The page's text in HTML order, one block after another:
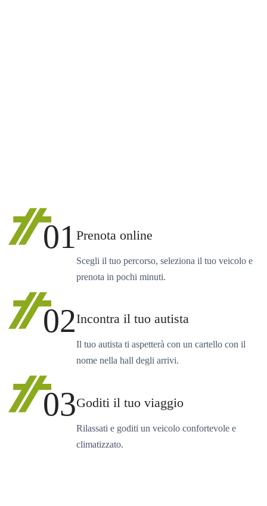
01Prenota online
Scegli il tuo percorso, seleziona il tuo veicolo e
prenota in pochi minuti.
02Incontra il tuo autista
Il tuo autista ti aspetterà con un cartello con il
nome nella hall degli arrivi.
03Goditi il tuo viaggio
Rilassati e goditi un veicolo confortevole e
climatizzato.